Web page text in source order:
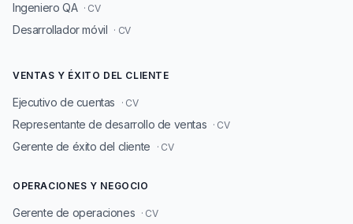
Ingeniero QA · CV
Desarrollador móvil · CV
VENTAS Y ÉXITO DEL CLIENTE
Ejecutivo de cuentas · CV
Representante de desarrollo de ventas · CV
Gerente de éxito del cliente · CV
OPERACIONES Y NEGOCIO
Gerente de operaciones · CV